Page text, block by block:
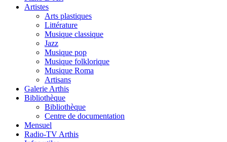
Artistes
Arts plastiques
Littérature
Musique classique
Jazz
Musique pop
Musique folklorique
Musique Roma
Artisans
Galerie Arthis
Bibliothèque
Bibliothèque
Centre de documentation
Mensuel
Radio-TV Arthis